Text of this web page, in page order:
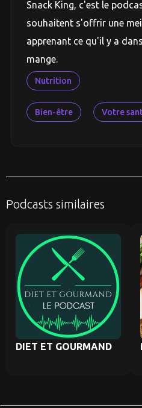
Snack King, c'est le
souhaitent s'offrir une
apprenant ce qu'il y a
mange.
Nutrition
Bien-être Votre
Podcasts similaires
DIET ET GOURMAND